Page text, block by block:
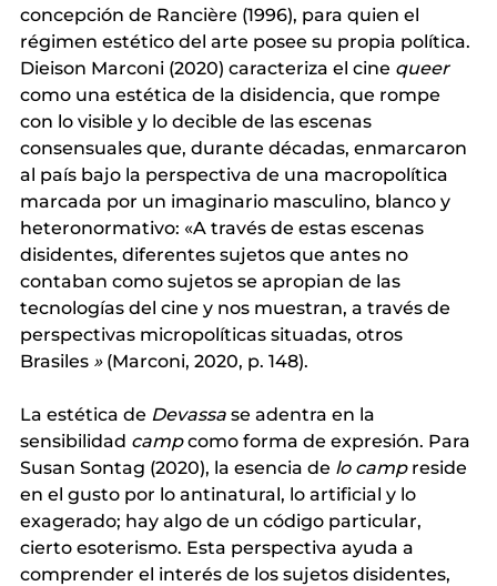
concepción de Rancière (1996), para quien el
régimen estético del arte posee su propia política.
Dieison Marconi (2020) caracteriza el cine queer
como una estética de la disidencia, que rompe
con lo visible y lo decible de las escenas
consensuales que, durante décadas, enmarcaron
al país bajo la perspectiva de una macropolítica
marcada por un imaginario masculino, blanco y
heteronormativo: «A través de estas escenas
disidentes, diferentes sujetos que antes no
contaban como sujetos se apropian de las
tecnologías del cine y nos muestran, a través de
perspectivas micropolíticas situadas, otros
Brasiles » (Marconi, 2020, p. 148).
La estética de Devassa se adentra en la
sensibilidad camp como forma de expresión. Para
Susan Sontag (2020), la esencia de lo camp reside
en el gusto por lo antinatural, lo artificial y lo
exagerado; hay algo de un código particular,
cierto esoterismo. Esta perspectiva ayuda a
comprender el interés de los sujetos disidentes,